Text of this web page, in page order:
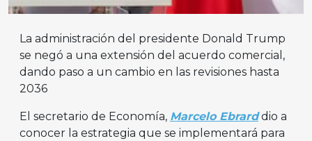
La administración del presidente Donald Trump
se negó a una extensión del acuerdo comercial,
dando paso a un cambio en las revisiones hasta
2036
El secretario de Economía, Marcelo Ebrarddio a
conocer la estrategia que se implementará para